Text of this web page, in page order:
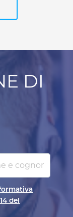
DI
del